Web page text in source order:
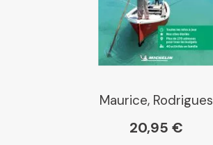
Maurice, Rodrigues
20,95 €